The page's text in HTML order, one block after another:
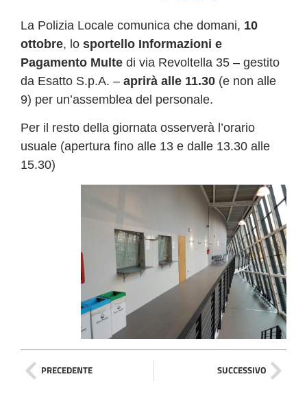
La Polizia Locale comunica che domani, 10
ottobre, lo sportello Informazioni e
Pagamento Multe di via Revoltella 35 – gestito
da Esatto S.p.A. – aprirà alle 11.30 (e non alle
9) per un’assemblea del personale.
Per il resto della giornata osserverà l’orario
usuale (apertura fino alle 13 e dalle 13.30 alle
15.30)
PRECEDENTE SUCCESSIVO